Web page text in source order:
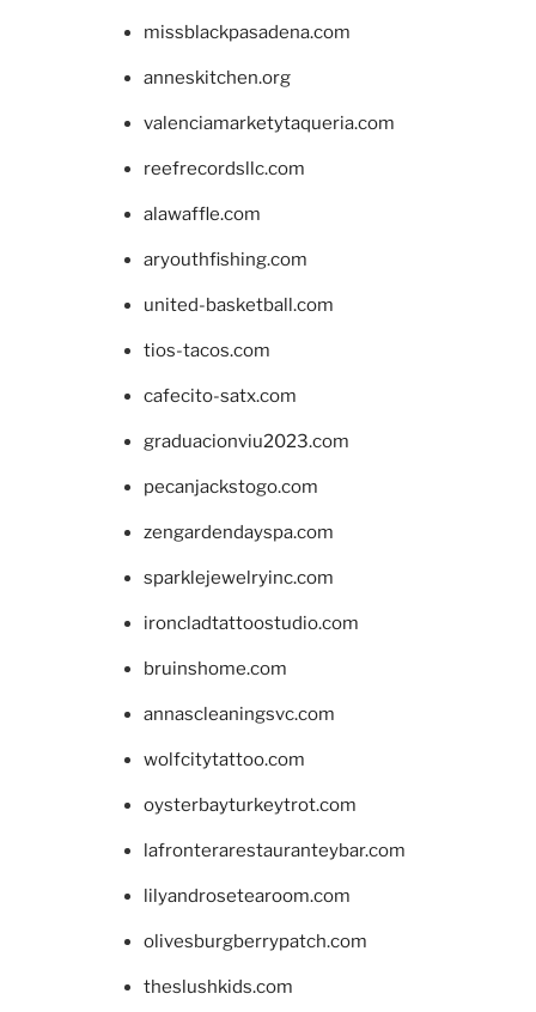
missblackpasadena.com
anneskitchen.org
valenciamarketytaqueria.com
reefrecordsllc.com
alawaffle.com
aryouthfishing.com
united-basketball.com
tios-tacos.com
cafecito-satx.com
graduacionviu2023.com
pecanjackstogo.com
zengardendayspa.com
sparklejewelryinc.com
ironcladtattoostudio.com
bruinshome.com
annascleaningsvc.com
wolfcitytattoo.com
oysterbayturkeytrot.com
lafronterarestauranteybar.com
lilyandrosetearoom.com
olivesburgberrypatch.com
theslushkids.com